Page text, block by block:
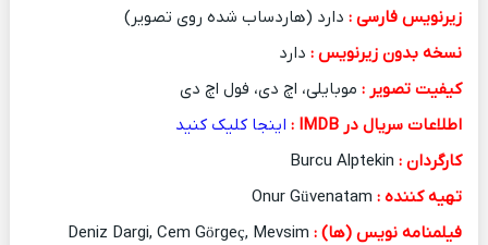
زیرنویس فارسی :دارد (هاردساب شده روی تصویر)
نسخه بدون زیرنویس :دارد
کیفیت تصویر :موبایلی، اچ دی، فول اچ دی
اطلاعات سریال در IMDB :
اینجا کلیک کنید
کارگردان :Burcu Alptekin
تهیه کننده :Onur Güvenatam
فیلمنامه نویس (ها) : Deniz Dargi, Cem Görgeç, Mevsim